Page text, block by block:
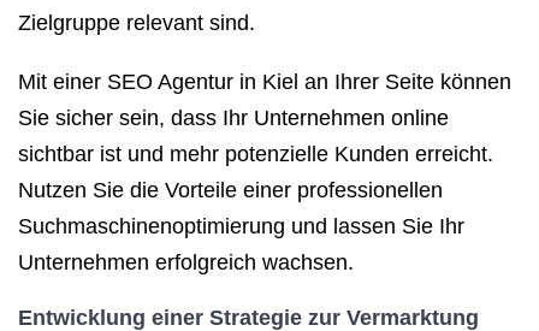
Zielgruppe relevant sind.
Mit einer SEO Agentur in Kiel an Ihrer Seite können
Sie sicher sein, dass Ihr Unternehmen online
sichtbar ist und mehr potenzielle Kunden erreicht.
Nutzen Sie die Vorteile einer professionellen
Suchmaschinenoptimierung und lassen Sie Ihr
Unternehmen erfolgreich wachsen.
Entwicklung einer Strategie zur Vermarktung